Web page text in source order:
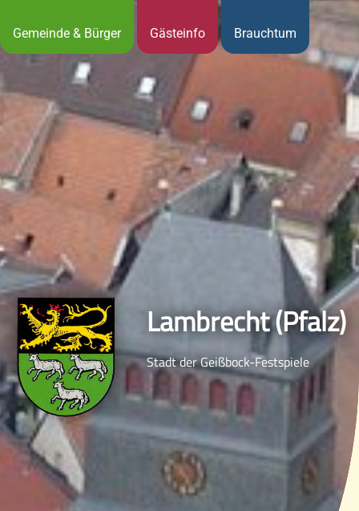
Gemeinde & Bürger Gästeinfo Brauchtum
Lambrecht (Pfalz)
Stadt der Geißbock-Festspiele